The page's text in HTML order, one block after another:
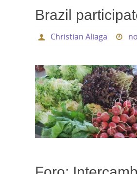
Brazil
Christian Aliaga